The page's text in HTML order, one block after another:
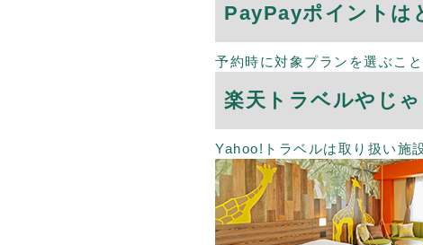
PayPayポイントは
予約時に対象プランを選ぶこ
楽天トラベルやじ
Yahoo!トラベルは取り扱い施